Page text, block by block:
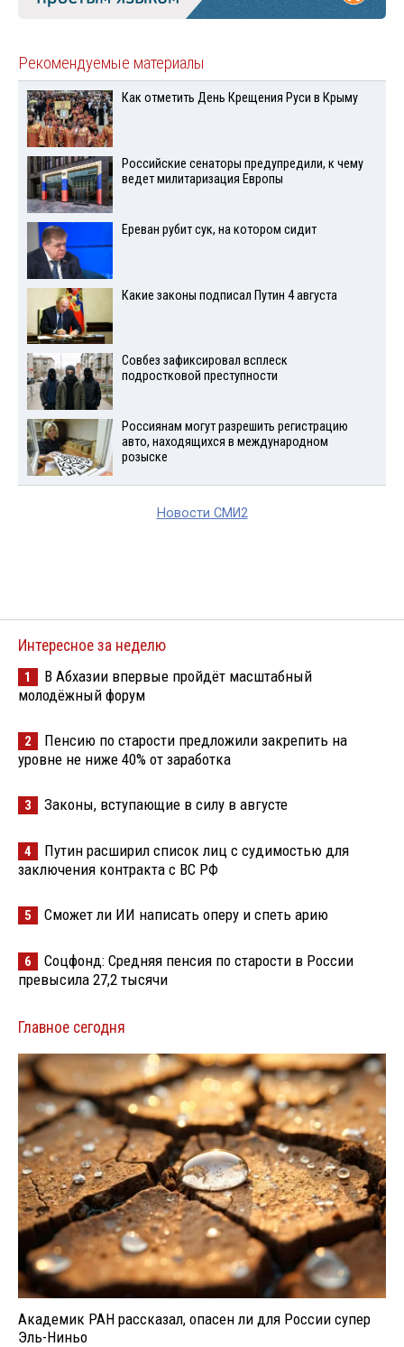
Рекомендуемые материалы
Как отметить День Крещения Руси в Крыму
Российские сенаторы предупредили, к чему
ведет милитаризация Европы
Ереван рубит сук, на котором сидит
Какие законы подписал Путин 4 августа
Совбез зафиксировал всплеск
подростковой преступности
Россиянам могут разрешить регистрацию
авто, находящихся в международном
розыске
Новости СМИ2
Интересное за неделю
1
В Абхазии впервые пройдёт масштабный
молодёжный форум
2
Пенсию по старости предложили закрепить на
уровне не ниже 40% от заработка
3 Законы, вступающие в силу в августе
4
Путин расширил список лиц с судимостью для
заключения контракта с ВС РФ
5 Сможет ли ИИ написать оперу и спеть арию
6
Соцфонд: Средняя пенсия по старости в России
превысила 27,2 тысячи
Главное сегодня
Академик РАН рассказал, опасен ли для России супер
Эль-Ниньо